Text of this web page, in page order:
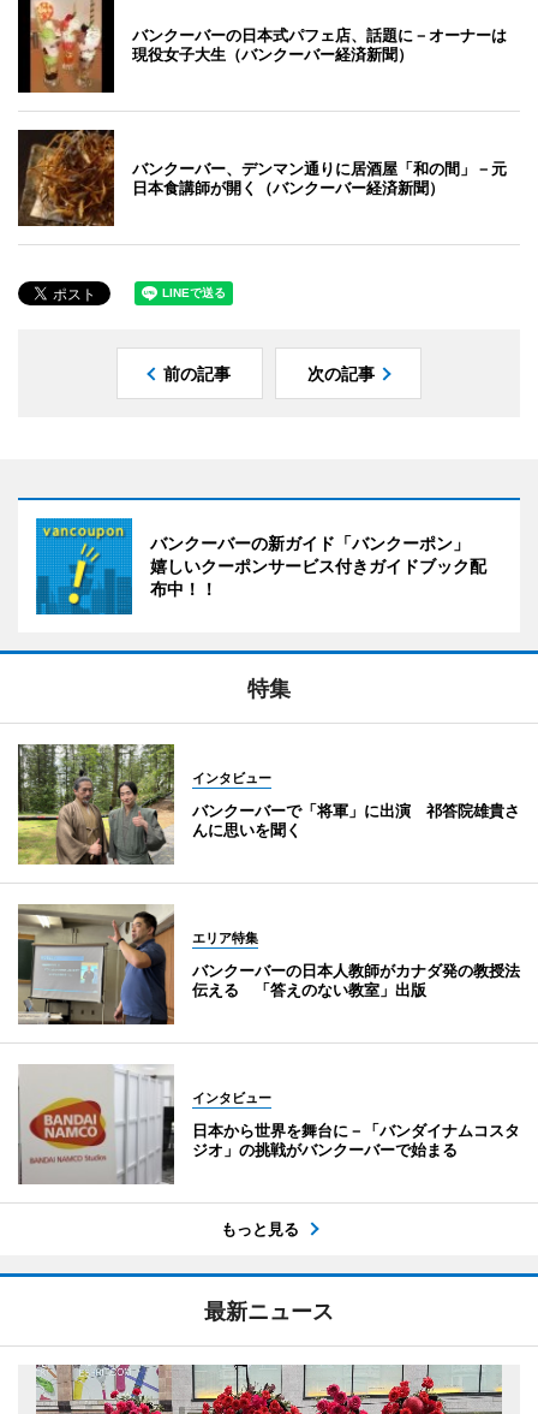
バンクーバーの日本式パフェ店、話題に－オーナーは
現役女子大生（バンクーバー経済新聞）
バンクーバー、デンマン通りに居酒屋「和の間」－元
日本食講師が開く（バンクーバー経済新聞）
前の記事 次の記事
バンクーバーの新ガイド「バンクーポン」
嬉しいクーポンサービス付きガイドブック配
布中！！
特集
インタビュー
バンクーバーで「将軍」に出演 祁答院雄貴さ
んに思いを聞く
エリア特集
バンクーバーの日本人教師がカナダ発の教授法
伝える 「答えのない教室」出版
インタビュー
日本から世界を舞台に－「バンダイナムコスタ
ジオ」の挑戦がバンクーバーで始まる
もっと見る
最新ニュース